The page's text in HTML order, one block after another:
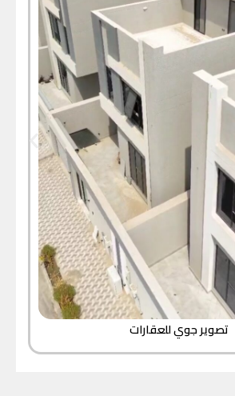
تصوير جوي للعقارات